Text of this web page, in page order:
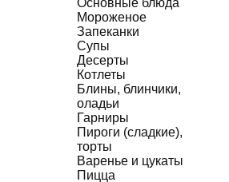
Основные блюда
Мороженое
Запеканки
Супы
Десерты
Котлеты
Блины, блинчики,
оладьи
Гарниры
Пироги (сладкие),
торты
Варенье и цукаты
Пицца